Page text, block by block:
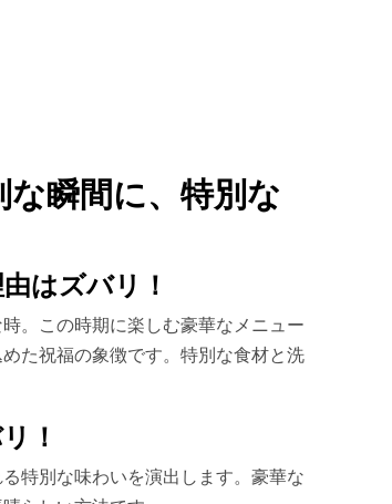
瞬間に、特別な
はズバリ！
。この時期に楽しむ豪華なメニュー
た祝福の象徴です。特別な食材と洗
！
特別な味わいを演出します。豪華な